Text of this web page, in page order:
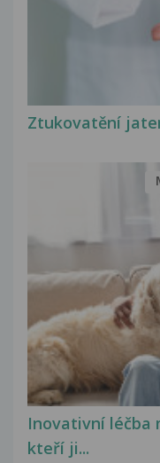
Ztukovatění
Inovativní léčba
kteří ji...